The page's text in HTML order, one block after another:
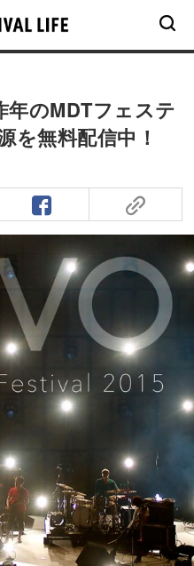
年のMDTフェステ
を無料配信中！